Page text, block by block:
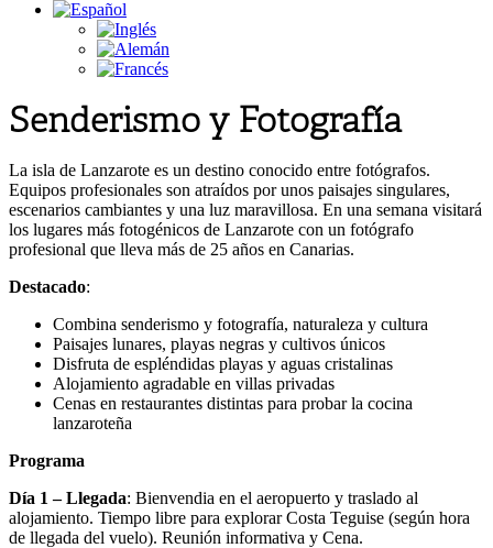
Senderismo y Fotografía
La isla de Lanzarote es un destino conocido entre fotógrafos.
Equipos profesionales son atraídos por unos paisajes singulares,
escenarios cambiantes y una luz maravillosa. En una semana visitará
los lugares más fotogénicos de Lanzarote con un fotógrafo
profesional que lleva más de 25 años en Canarias.
Destacado:
Combina senderismo y fotografía, naturaleza y cultura
Paisajes lunares, playas negras y cultivos únicos
Disfruta de espléndidas playas y aguas cristalinas
Alojamiento agradable en villas privadas
Cenas en restaurantes distintas para probar la cocina
lanzaroteña
Programa
Día 1 – Llegada: Bienvendia en el aeropuerto y traslado al
alojamiento. Tiempo libre para explorar Costa Teguise (según hora
de llegada del vuelo). Reunión informativa y Cena.